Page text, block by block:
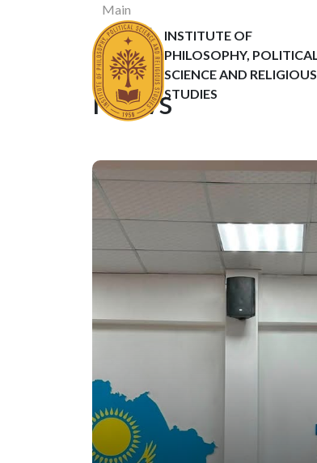
INSTITUTE OF
PHILOSOPHY, POLITICAL
SCIENCE AND RELIGIOUS
STUDIES
Main
News
Статьи
News